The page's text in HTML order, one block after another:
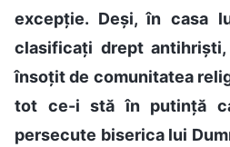
excepție. Deși, în casa
clasificați drept antihriști,
însoțit de comunitatea
tot ce-i stă în putință
persecute biserica lui